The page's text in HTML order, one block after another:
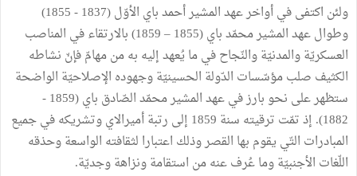
ولئن اكتفى في أواخر عهد المشير أحمد باي الأوّل (1837 - 1855)
وطوال عهد المشير محمّد باي (1855 – 1859) بالارتقاء في المناصب
العسكريّة والمدنيّة والنّجاح في ما يُعهد إليه به من مهامّ فإنّ نشاطه
الكثيف صلب مؤسّسات الدّولة الحسينيّة وجهوده الإصلاحيّة الواضحة
ستظهر على نحو بارز في عهد المشير محمّد الصّادق باي (1859 -
1882). إذ تمّت ترقيته سنة 1859 إلى رتبة أميرالاي وتشريكه في جميع
المبادرات التّي يقوم بها القصر وذلك اعتبارا لثقافته الواسعة وحذقه
اللّغات الأجنبيّة وما عُرف عنه من استقامة ونزاهة وجديّة.